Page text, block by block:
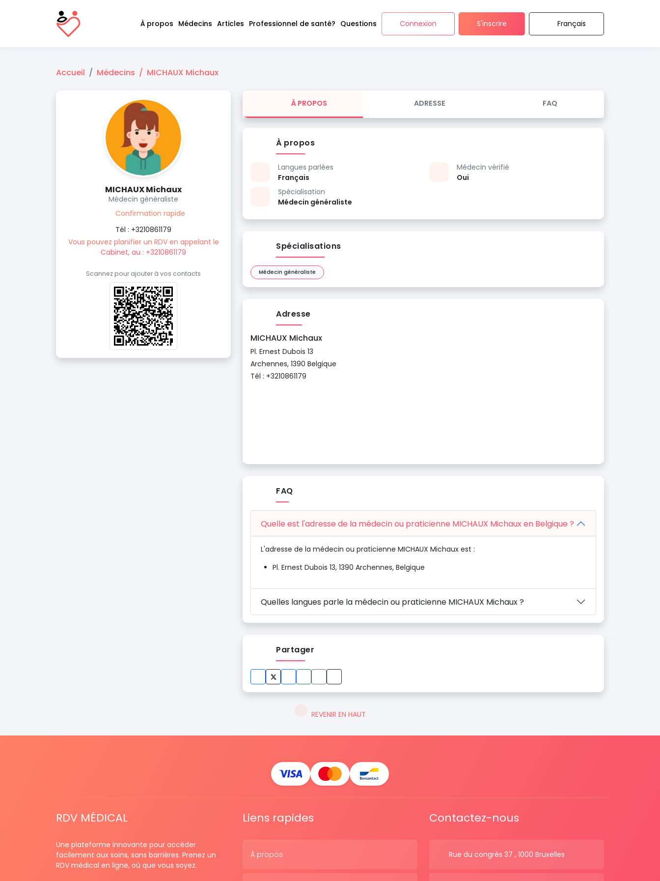
À propos Médecins Articles Professionnel de santé? Questions Connexion S'inscrire Français
Accueil Médecins MICHAUX Michaux
MICHAUX Michaux
Médecin généraliste
Confirmation rapide
Tél : +3210861179
Vous pouvez planifier un RDV en appelant le
Cabinet, au : +3210861179
Scannez pour ajouter à vos contacts
À PROPOS ADRESSE FAQ
À propos
Langues parlées
Français
Spécialisation
Médecin généraliste
Médecin vérifié
Oui
Spécialisations
Médecin généraliste
Adresse
MICHAUX Michaux
Pl. Ernest Dubois 13
Archennes, 1390 Belgique
Tél : +3210861179
FAQ
Quelle est l'adresse de la médecin ou praticienne MICHAUX Michaux en Belgique ?
L'adresse de la médecin ou praticienne MICHAUX Michaux est :
Pl. Ernest Dubois 13, 1390 Archennes, Belgique
Quelles langues parle la médecin ou praticienne MICHAUX Michaux ?
Partager
REVENIR EN HAUT
RDV MÉDICAL
Une plateforme innovante pour accéder
facilement aux soins, sans barrières. Prenez un
RDV médical en ligne, où que vous soyez.
Liens rapides
À propos
Contactez-nous
Rue du congrès 37 , 1000 Bruxelles